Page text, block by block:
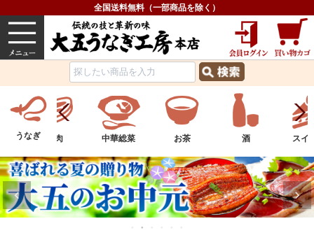
全国送料無料（一部商品を除く）
うなぎ 内祝い グルメ
うなぎ中華総菜 お茶 酒 スイーツ フル